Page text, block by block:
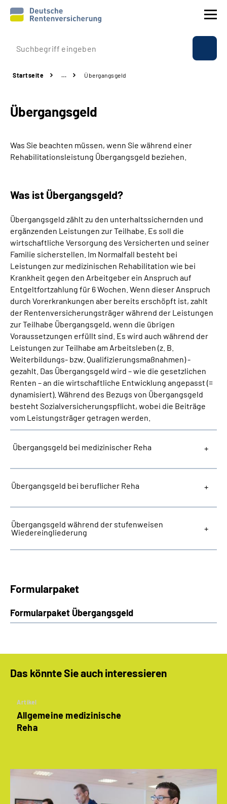
Prävention
Rente
Beratung & Kontakt
Über uns & Presse
Online-Services
Suche
Language
Inhalte in Gebärdensprache (DGS)
Leichte Sprache
Mein Kundenportal
Startseite … Übergangsgeld
Übergangsgeld
Was Sie beachten müssen, wenn Sie während einer
Rehabilitationsleistung Übergangsgeld beziehen.
Was ist Übergangsgeld?
Übergangsgeld zählt zu den unterhaltssichernden und
ergänzenden Leistungen zur Teilhabe. Es soll die
wirtschaftliche Versorgung des Versicherten und seiner
Familie sicherstellen. Im Normalfall besteht bei
Leistungen zur medizinischen Rehabilitation wie bei
Krankheit gegen den Arbeitgeber ein Anspruch auf
Entgeltfortzahlung für 6 Wochen. Wenn dieser Anspruch
durch Vorerkrankungen aber bereits erschöpft ist, zahlt
der Rentenversicherungsträger während der Leistungen
zur Teilhabe Übergangsgeld, wenn die übrigen
Voraussetzungen erfüllt sind. Es wird auch während der
Leistungen zur Teilhabe am Arbeitsleben (z. B.
Weiterbildungs- bzw. Qualifizierungsmaßnahmen) -
gezahlt. Das Übergangsgeld wird – wie die gesetzlichen
Renten – an die wirtschaftliche Entwicklung angepasst (=
dynamisiert). Während des Bezugs von Übergangsgeld
besteht Sozialversicherungspflicht, wobei die Beiträge
vom Leistungsträger getragen werden.
Übergangsgeld bei medizinischer Reha
Übergangsgeld bei beruflicher Reha
Übergangsgeld während der stufenweisen
Wiedereingliederung
Formularpaket
Formularpaket Übergangsgeld
Das könnte Sie auch interessieren
Artikel
Allgemeine medizinische
Reha